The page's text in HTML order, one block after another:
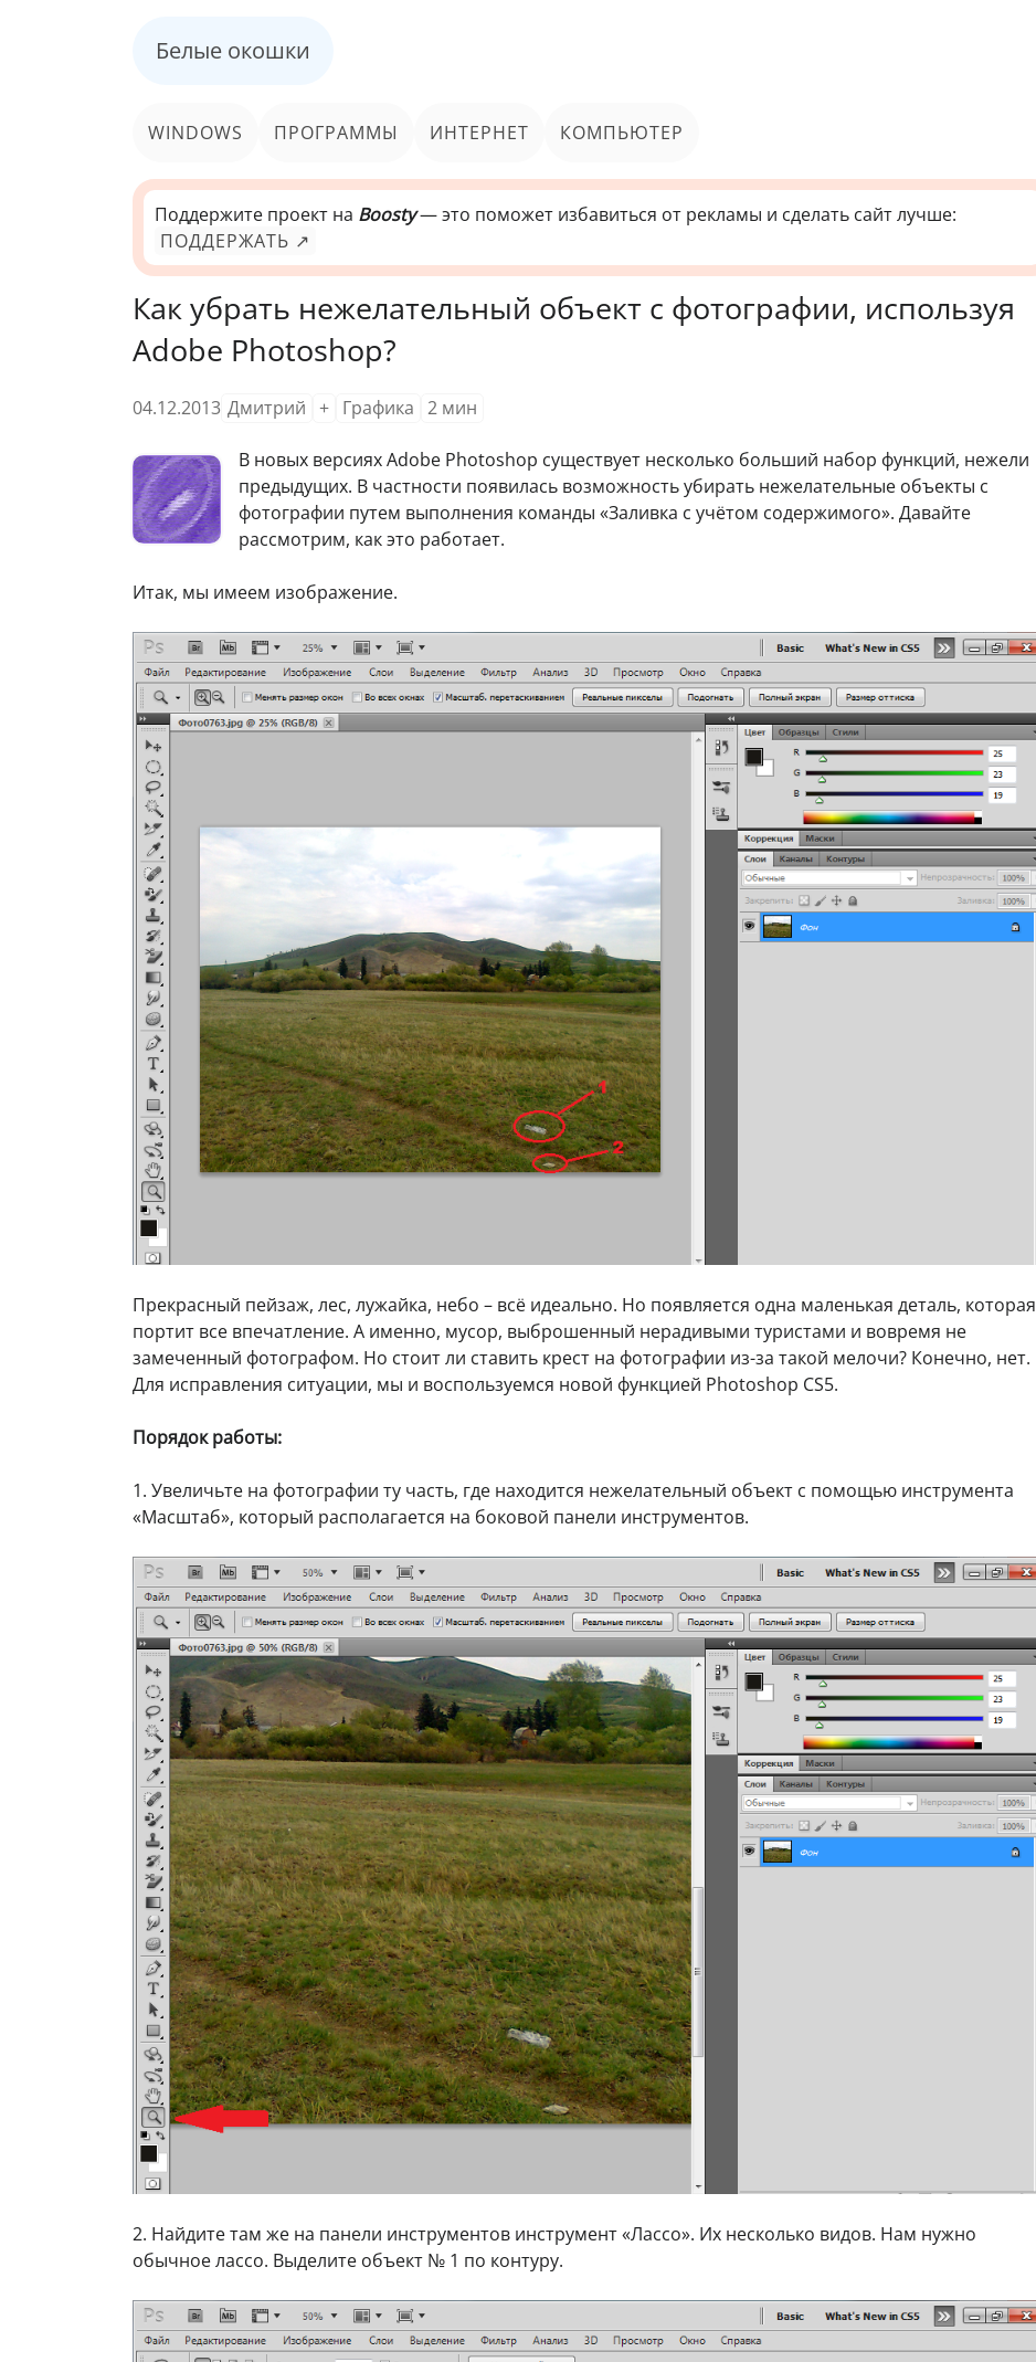
Белые окошки
WINDOWS ПРОГРАММЫ ИНТЕРНЕТ КОМПЬЮТЕР
Поддержите проект на Boosty— это поможет избавиться от рекламы и сделать сайт лучше:
ПОДДЕРЖАТЬ ↗
Как убрать нежелательный объект с фотографии, используя
Adobe Photoshop?
04.12.2013 Дмитрий + Графика 2 мин
В новых версиях Adobe Photoshop существует несколько больший набор функций, нежели
предыдущих. В частности появилась возможность убирать нежелательные объекты с
фотографии путем выполнения команды «Заливка с учётом содержимого». Давайте
рассмотрим, как это работает.
Итак, мы имеем изображение.
Прекрасный пейзаж, лес, лужайка, небо – всё идеально. Но появляется одна маленькая деталь, которая
портит все впечатление. А именно, мусор, выброшенный нерадивыми туристами и вовремя не
замеченный фотографом. Но стоит ли ставить крест на фотографии из-за такой мелочи? Конечно, нет.
Для исправления ситуации, мы и воспользуемся новой функцией Photoshop CS5.
Порядок работы:
1. Увеличьте на фотографии ту часть, где находится нежелательный объект с помощью инструмента
«Масштаб», который располагается на боковой панели инструментов.
2. Найдите там же на панели инструментов инструмент «Лассо». Их несколько видов. Нам нужно
обычное лассо. Выделите объект № 1 по контуру.